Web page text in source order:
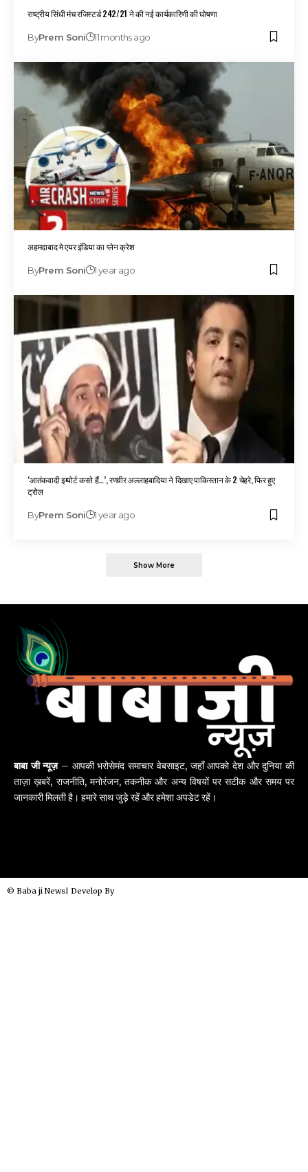
राष्ट्रीय सिंधी मंच रजिस्टर्ड 242/21 ने की नई कार्यकारिणी की घोषणा
ByPrem Soni 11 months ago
अहमदाबाद मे एयर इंडिया का प्लेन क्रेश
ByPrem Soni 1 year ago
‘आतंकवादी इम्पोर्ट करते हैं…’, रणवीर अल्लाहबादिया ने दिखाए पाकिस्तान के 2 चेहरे, फिर हुए
ट्रोल
ByPrem Soni 1 year ago
Show More
बाबा जी न्यूज़– आपकी भरोसेमंद समाचार वेबसाइट, जहाँ आपको देश और दुनिया की
ताज़ा ख़बरें, राजनीति, मनोरंजन, तकनीक और अन्य विषयों पर सटीक और समय पर
जानकारी मिलती है। हमारे साथ जुड़े रहें और हमेशा अपडेट रहें।
© Baba ji News| Develop By